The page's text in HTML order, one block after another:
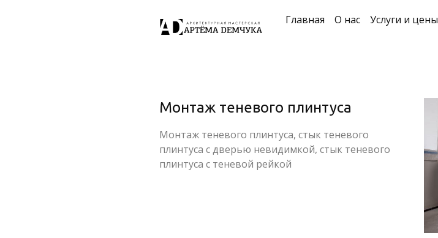
Главная О нас Услуги и цены
Монтаж теневого плинтуса
Монтаж теневого плинтуса, стык теневого
плинтуса с дверью невидимкой, стык теневого
плинтуса с теневой рейкой